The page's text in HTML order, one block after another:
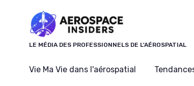
LE MÉDIA DES PROFESSIONNELS DE L'AÉROSPATIAL
Vie Ma Vie dans l'aérospatial